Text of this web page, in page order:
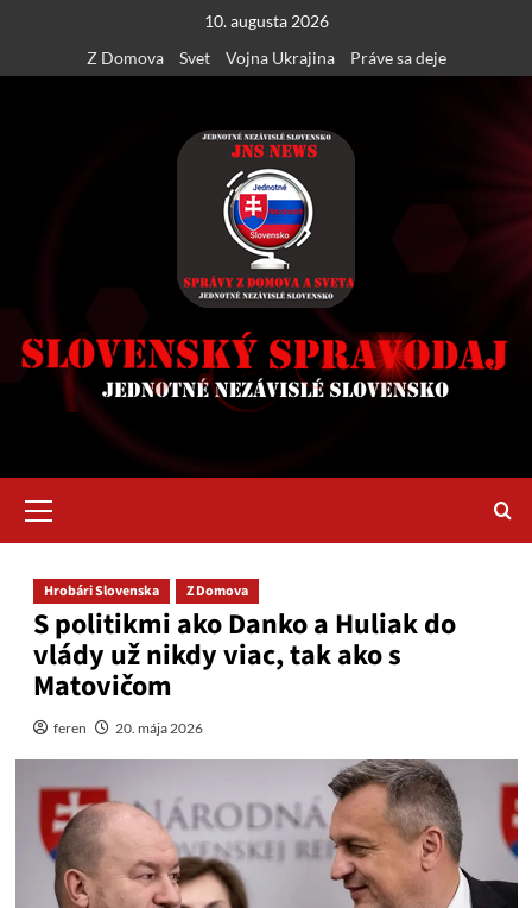
content
10. augusta 2026
Z Domova
Svet Vojna Ukrajina Práve sa deje
Menu
Hrobári Slovenska Z Domova
S politikmi ako Danko a Huliak do
vlády už nikdy viac, tak ako s
Matovičom
feren 20. mája 2026